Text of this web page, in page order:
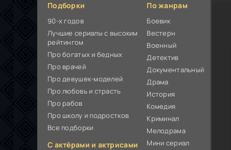
Подборки
90-х годов
Лучшие сериалы с высоким
рейтингом
Про богатых и бедных
Про врачей
Про девушек-моделей
Про любовь и страсть
Про рабов
Про школу и подростков
Все подборки
С актёрами и актрисами
По жанрам
Боевик
Вестерн
Военный
Детектив
Документальный
Драма
История
Комедия
Криминал
Мелодрама
Мини сериал